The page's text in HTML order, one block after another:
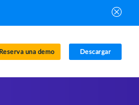
Reserva una demo Descargar